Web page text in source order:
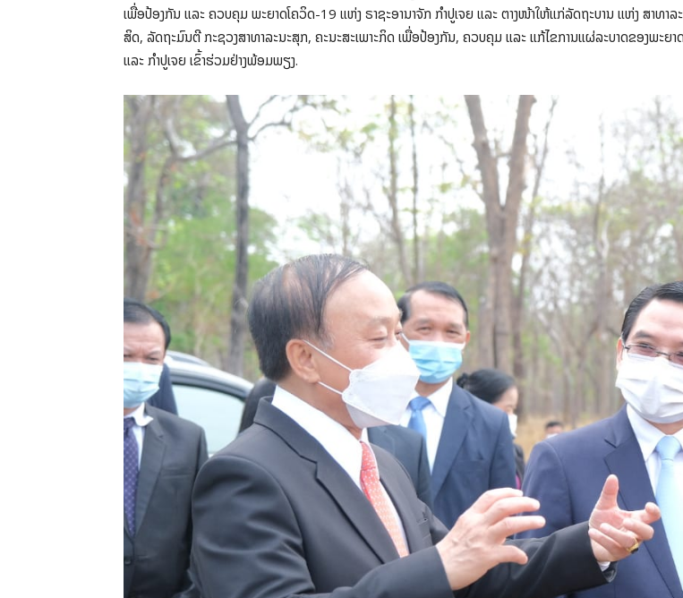
ເພື່ອປ້ອງກັນ ແລະ ຄວບຄຸມ ພະຍາດໂຄວິດ-19 ແຫ່ງ ຣາຊະອານາຈັກ ກໍາປູເຈຍ ແລະ ຕາງໜ້າໃຫ້ແກ່ລັດຖະບານ ແຫ່ງ ສາທ
ສິດ, ລັດຖະມົນຕີ ກະຊວງສາທາລະນະສຸກ, ຄະນະສະເພາະກິດ ເພື່ອປ້ອງກັນ, ຄວບຄຸມ ແລະ ແກ້ໄຂການແຜ່ລະບາດຂອງພະຍ
ແລະ ກຳປູເຈຍ ເຂົ້າຮ່ວມຢ່າງພ້ອມພຽງ.